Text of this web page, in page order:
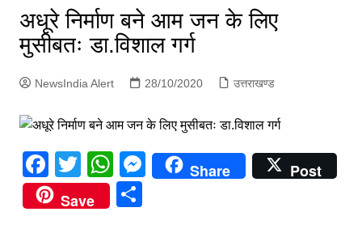
अधूरे निर्माण बने आम जन के लिए
मुसीबतः डा.विशाल गर्ग
NewsIndia Alert 28/10/2020 उत्तराखण्ड
F
a
c
T
w
itt
W
h
at
M
e
Share
Post
Save
S